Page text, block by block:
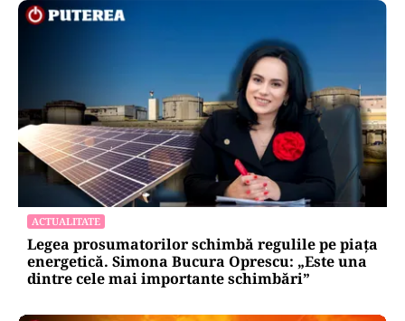
ACTUALITATE
Legea prosumatorilor schimbă regulile pe piața
energetică. Simona Bucura Oprescu: „Este una
dintre cele mai importante schimbări”